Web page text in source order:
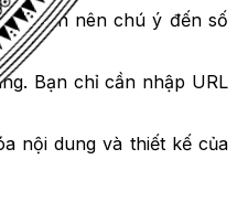
Bạn nên chú ý đến số
Bạn chỉ cần nhập URL
nội dung và thiết kế của